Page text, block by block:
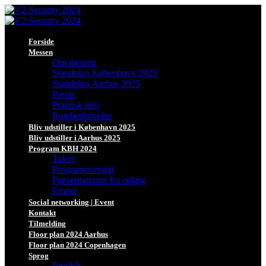
Forside
Messen
Om messen
Standplan København 2025
Standplan Aarhus 2025
Presse
Praktisk info
Rutebeskrivelse
Bliv udstiller i København 2025
Bliv udstiller i Aarhus 2025
Program KBH 2024
Talere
Programoversigt
Præsentationer fra oplæg
Emner
Social networking | Event
Kontakt
Tilmelding
Floor plan 2024 Aarhus
Floor plan 2024 Copenhagen
Sprog